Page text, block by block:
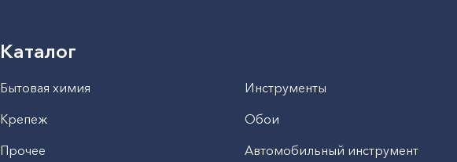
Каталог
Бытовая химия Инструменты
Крепеж
Обои
Прочее
Автомобильный инструмент